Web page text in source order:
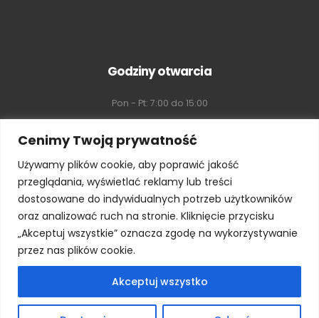
Cenimy Twoją prywatność
Używamy plików cookie, aby poprawić jakość
przeglądania, wyświetlać reklamy lub treści
dostosowane do indywidualnych potrzeb użytkowników
oraz analizować ruch na stronie. Kliknięcie przycisku
„Akceptuj wszystkie” oznacza zgodę na wykorzystywanie
przez nas plików cookie.
Akceptuj wszystko
Godziny otwarcia
Pon - Pt: 7:00 do 15:00
Sobota: 8:00 do 16:00
Niedziela: Zamknięte